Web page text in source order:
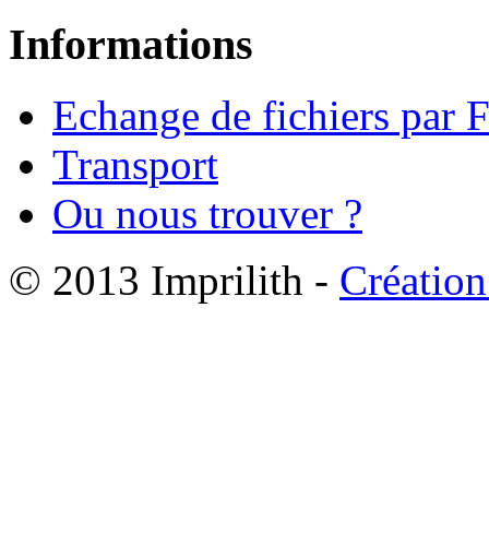
Informations
Echange de fichiers par
Transport
Ou nous trouver ?
© 2013 Imprilith -